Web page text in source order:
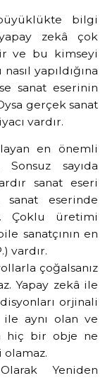
bilgi
zekâ çok
ve bu kimseyi
yapıldığına
sanat eserinin
gerçek sanat
vardır.
en önemli
sayıda
sanat eseri
sanat eserinde
Çoklu üretimi
sanatçının en
vardır.
çoğalsanız
Yapay zekâ ile
orjinali
ile aynı olan ve
hiç bir obje ne
olamaz.
Yeniden